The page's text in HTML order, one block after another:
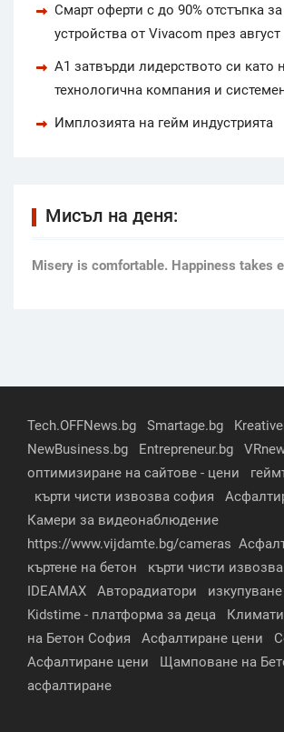
Смарт оферти с до 90% отстъпка
устройства от Vivacom през август
А1 затвърди лидерството си като
технологична компания и
Имплозията на гейм индустрията
Мисъл на деня:
Мisery is comfortable. Happiness takes
Tech.OFFNews.bg Smartage.bg
NewBusiness.bg
Entrepreneur.bg
оптимизиране на сайтове - цени
кърти чисти извозва софия
Камери за видеонаблюдение
https://www.vijdamte.bg/cameras
къртене на бетон
кърти чисти
IDEAMAX
Авторадиатори
Kidstime - платформа за деца
на Бетон София
Асфалтиране цени
Асфалтиране цени
Щамповане на
асфалтиране